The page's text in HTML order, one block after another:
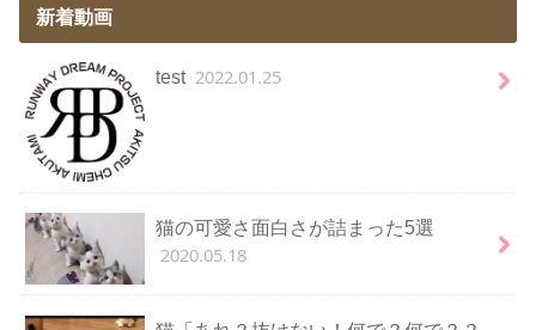
新着動画
test 2022.01.25
猫の可愛さ面白さが詰まった5選
2020.05.18